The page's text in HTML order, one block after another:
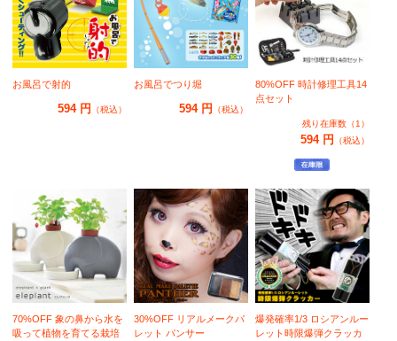
お風呂で射的
594 円 （税込）
お風呂でつり堀
594 円 （税込）
80%OFF 時計修理工具14
点セット
残り在庫数（1）
594 円 （税込）
70%OFF 象の鼻から水を
吸って植物を育てる栽培
30%OFF リアルメークパ
レット パンサー
爆発確率1/3 ロシアンルー
レット時限爆弾クラッカ